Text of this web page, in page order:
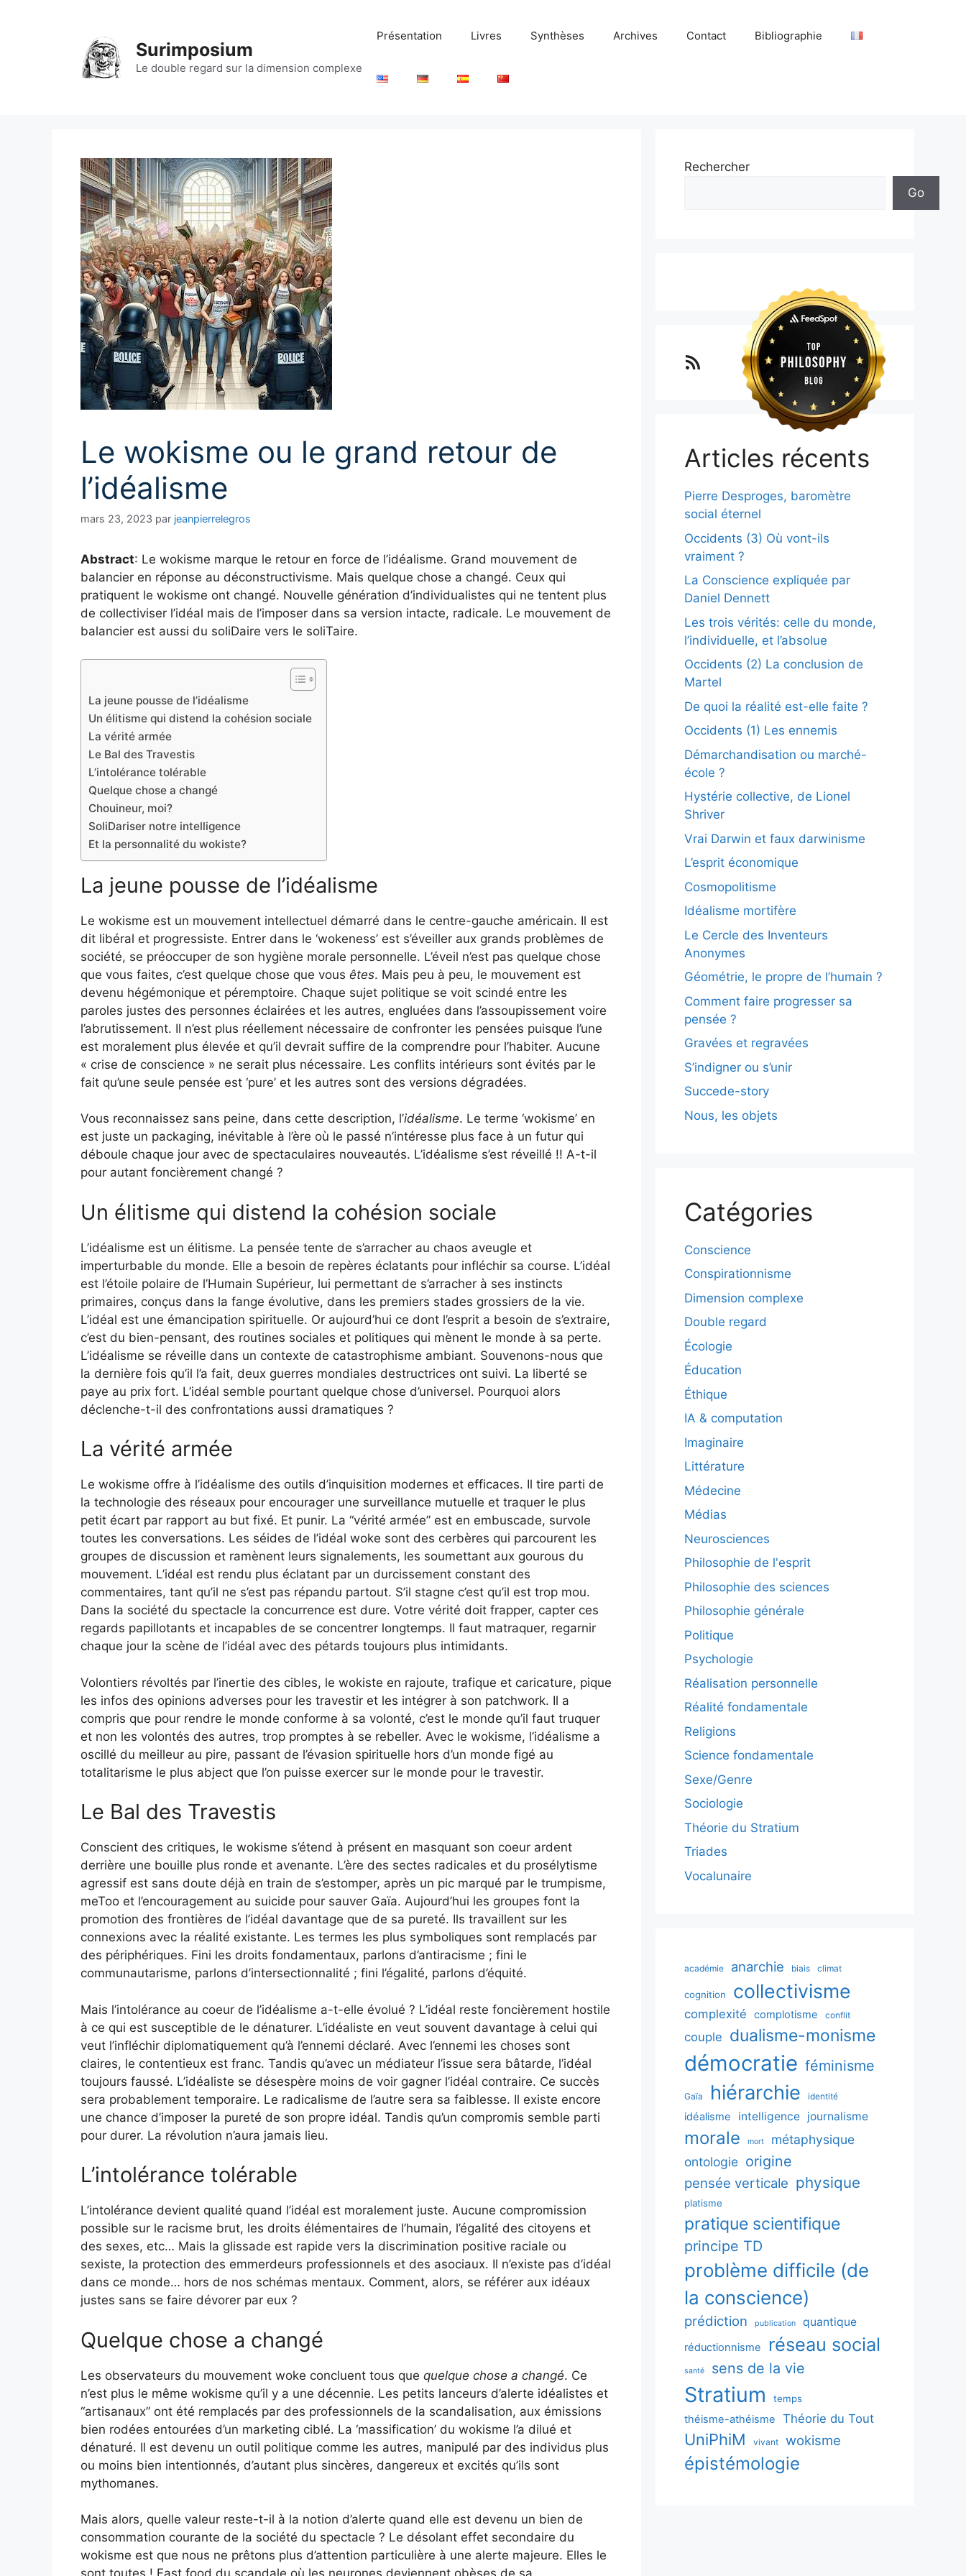
Surimposium
Le double regard sur la dimension complexe
Présentation Livres Synthèses Archives Contact Bibliographie
Le wokisme ou le grand retour de
l’idéalisme
mars 23, 2023 par jeanpierrelegros
Abstract: Le wokisme marque le retour en force de l’idéalisme. Grand mouvement de
balancier en réponse au déconstructivisme. Mais quelque chose a changé. Ceux qui
pratiquent le wokisme ont changé. Nouvelle génération d’individualistes qui ne tentent plus
de collectiviser l’idéal mais de l’imposer dans sa version intacte, radicale. Le mouvement de
balancier est aussi du soliDaire vers le soliTaire.
La jeune pousse de l’idéalisme
Un élitisme qui distend la cohésion sociale
La vérité armée
Le Bal des Travestis
L’intolérance tolérable
Quelque chose a changé
Chouineur, moi?
SoliDariser notre intelligence
Et la personnalité du wokiste?
La jeune pousse de l’idéalisme
Le wokisme est un mouvement intellectuel démarré dans le centre-gauche américain. Il est
dit libéral et progressiste. Entrer dans le ‘wokeness’ est s’éveiller aux grands problèmes de
société, se préoccuper de son hygiène morale personnelle. L’éveil n’est pas quelque chose
que vous faites, c’est quelque chose que vous êtes. Mais peu à peu, le mouvement est
devenu hégémonique et péremptoire. Chaque sujet politique se voit scindé entre les
paroles justes des personnes éclairées et les autres, engluées dans l’assoupissement voire
l’abrutissement. Il n’est plus réellement nécessaire de confronter les pensées puisque l’une
est moralement plus élevée et qu’il devrait suffire de la comprendre pour l’habiter. Aucune
« crise de conscience » ne serait plus nécessaire. Les conflits intérieurs sont évités par le
fait qu’une seule pensée est ‘pure’ et les autres sont des versions dégradées.
Vous reconnaissez sans peine, dans cette description, l’idéalisme. Le terme ‘wokisme’ en
est juste un packaging, inévitable à l’ère où le passé n’intéresse plus face à un futur qui
déboule chaque jour avec de spectaculaires nouveautés. L’idéalisme s’est réveillé !! A-t-il
pour autant foncièrement changé ?
Un élitisme qui distend la cohésion sociale
L’idéalisme est un élitisme. La pensée tente de s’arracher au chaos aveugle et
imperturbable du monde. Elle a besoin de repères éclatants pour infléchir sa course. L’idéal
est l’étoile polaire de l’Humain Supérieur, lui permettant de s’arracher à ses instincts
primaires, conçus dans la fange évolutive, dans les premiers stades grossiers de la vie.
L’idéal est une émancipation spirituelle. Or aujourd’hui ce dont l’esprit a besoin de s’extraire,
c’est du bien-pensant, des routines sociales et politiques qui mènent le monde à sa perte.
L’idéalisme se réveille dans un contexte de catastrophisme ambiant. Souvenons-nous que
la dernière fois qu’il l’a fait, deux guerres mondiales destructrices ont suivi. La liberté se
paye au prix fort. L’idéal semble pourtant quelque chose d’universel. Pourquoi alors
déclenche-t-il des confrontations aussi dramatiques ?
La vérité armée
Le wokisme offre à l’idéalisme des outils d’inquisition modernes et efficaces. Il tire parti de
la technologie des réseaux pour encourager une surveillance mutuelle et traquer le plus
petit écart par rapport au but fixé. Et punir. La “vérité armée” est en embuscade, survole
toutes les conversations. Les séides de l’idéal woke sont des cerbères qui parcourent les
groupes de discussion et ramènent leurs signalements, les soumettant aux gourous du
mouvement. L’idéal est rendu plus éclatant par un durcissement constant des
commentaires, tant qu’il ne s’est pas répandu partout. S’il stagne c’est qu’il est trop mou.
Dans la société du spectacle la concurrence est dure. Votre vérité doit frapper, capter ces
regards papillotants et incapables de se concentrer longtemps. Il faut matraquer, regarnir
chaque jour la scène de l’idéal avec des pétards toujours plus intimidants.
Volontiers révoltés par l’inertie des cibles, le wokiste en rajoute, trafique et caricature, pique
les infos des opinions adverses pour les travestir et les intégrer à son patchwork. Il a
compris que pour rendre le monde conforme à sa volonté, c’est le monde qu’il faut truquer
et non les volontés des autres, trop promptes à se rebeller. Avec le wokisme, l’idéalisme a
oscillé du meilleur au pire, passant de l’évasion spirituelle hors d’un monde figé au
totalitarisme le plus abject que l’on puisse exercer sur le monde pour le travestir.
Le Bal des Travestis
Conscient des critiques, le wokisme s’étend à présent en masquant son coeur ardent
derrière une bouille plus ronde et avenante. L’ère des sectes radicales et du prosélytisme
agressif est sans doute déjà en train de s’estomper, après un pic marqué par le trumpisme,
meToo et l’encouragement au suicide pour sauver Gaïa. Aujourd’hui les groupes font la
promotion des frontières de l’idéal davantage que de sa pureté. Ils travaillent sur les
connexions avec la réalité existante. Les termes les plus symboliques sont remplacés par
des périphériques. Fini les droits fondamentaux, parlons d’antiracisme ; fini le
communautarisme, parlons d’intersectionnalité ; fini l’égalité, parlons d’équité.
Mais l’intolérance au coeur de l’idéalisme a-t-elle évolué ? L’idéal reste foncièrement hostile
à ce qui est susceptible de le dénaturer. L’idéaliste en veut souvent davantage à celui qui
veut l’infléchir diplomatiquement qu’à l’ennemi déclaré. Avec l’ennemi les choses sont
claires, le contentieux est franc. Tandis qu’avec un médiateur l’issue sera bâtarde, l’idéal
toujours faussé. L’idéaliste se désespère moins de voir gagner l’idéal contraire. Ce succès
sera probablement temporaire. Le radicalisme de l’autre sera sa faiblesse. Il existe encore
une chance d’imposer la pureté de son propre idéal. Tandis qu’un compromis semble parti
pour durer. La révolution n’aura jamais lieu.
L’intolérance tolérable
L’intolérance devient qualité quand l’idéal est moralement juste. Aucune compromission
possible sur le racisme brut, les droits élémentaires de l’humain, l’égalité des citoyens et
des sexes, etc… Mais la glissade est rapide vers la discrimination positive raciale ou
sexiste, la protection des emmerdeurs professionnels et des asociaux. Il n’existe pas d’idéal
dans ce monde… hors de nos schémas mentaux. Comment, alors, se référer aux idéaux
justes sans se faire dévorer par eux ?
Quelque chose a changé
Les observateurs du mouvement woke concluent tous que quelque chose a changé. Ce
n’est plus le même wokisme qu’il y a une décennie. Les petits lanceurs d’alerte idéalistes et
“artisanaux” ont été remplacés par des professionnels de la scandalisation, aux émissions
bien rodées entourées d’un marketing ciblé. La ‘massification’ du wokisme l’a dilué et
dénaturé. Il est devenu un outil politique comme les autres, manipulé par des individus plus
ou moins bien intentionnés, d’autant plus sincères, dangereux et excités qu’ils sont
mythomanes.
Mais alors, quelle valeur reste-t-il à la notion d’alerte quand elle est devenu un bien de
consommation courante de la société du spectacle ? Le désolant effet secondaire du
wokisme est que nous ne prêtons plus d’attention particulière à une alerte majeure. Elles le
Rechercher
Go
Lo blog Surimposium
Articles récents
Pierre Desproges, baromètre
social éternel
Occidents (3) Où vont-ils
vraiment ?
La Conscience expliquée par
Daniel Dennett
Les trois vérités: celle du monde,
l’individuelle, et l’absolue
Occidents (2) La conclusion de
Martel
De quoi la réalité est-elle faite ?
Occidents (1) Les ennemis
Démarchandisation ou marché-
école ?
Hystérie collective, de Lionel
Shriver
Vrai Darwin et faux darwinisme
L’esprit économique
Cosmopolitisme
Idéalisme mortifère
Le Cercle des Inventeurs
Anonymes
Géométrie, le propre de l’humain ?
Comment faire progresser sa
pensée ?
Gravées et regravées
S’indigner ou s’unir
Succede-story
Nous, les objets
Catégories
Conscience
Conspirationnisme
Dimension complexe
Double regard
Écologie
Éducation
Éthique
IA & computation
Imaginaire
Littérature
Médecine
Médias
Neurosciences
Philosophie de l'esprit
Philosophie des sciences
Philosophie générale
Politique
Psychologie
Réalisation personnelle
Réalité fondamentale
Religions
Science fondamentale
Sexe/Genre
Sociologie
Théorie du Stratium
Triades
Vocalunaire
académie anarchie biais climat
cognition collectivisme
complexité complotisme conflit
couple dualisme-monisme
démocratie féminisme
Gaïa hiérarchie identité
idéalisme intelligence journalisme
morale mort
métaphysique
ontologie origine
pensée verticale physique
platisme
pratique scientifique
principe TD
problème difficile (de
la conscience)
prédiction publication quantique
réductionnisme réseau social
santé sens de la vie
Stratium temps
théisme-athéisme Théorie du Tout
UniPhiM vivant wokisme
épistémologie